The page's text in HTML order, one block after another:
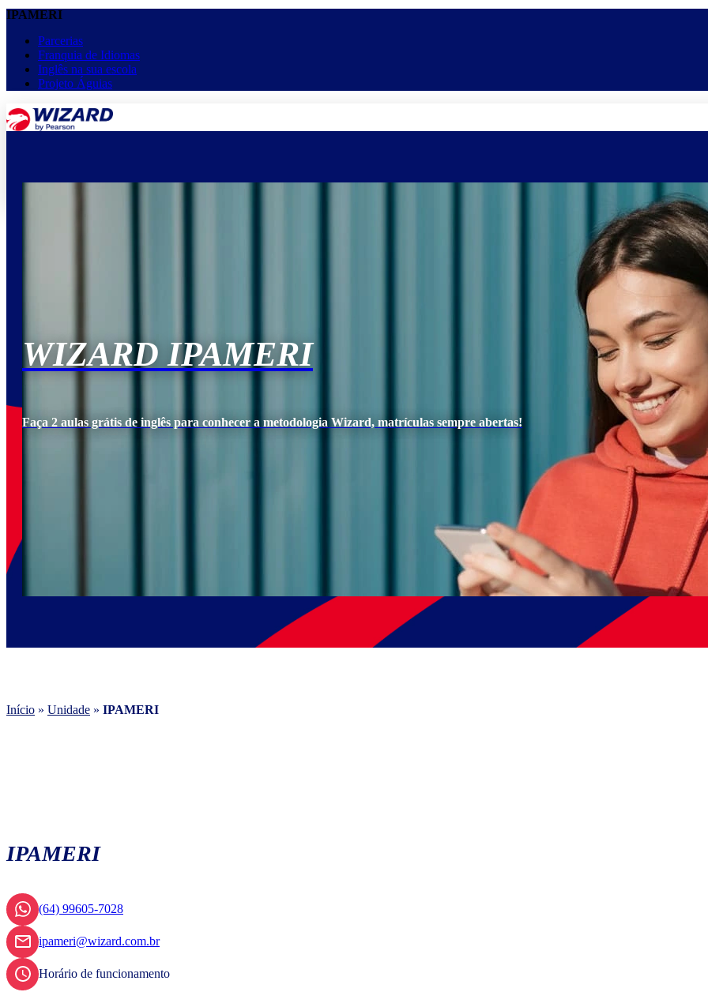
IPAMERI
Parcerias
Franquia de Idiomas
Inglês na sua escola
Projeto Águias
Equipe
WIZARD IPAMERI
Faça 2 aulas grátis de inglês para conhecer a metodologia Wizard, matrículas sempre abertas!
Início » Unidade » IPAMERI
IPAMERI
(64) 99605-7028
ipameri@wizard.com.br
Horário de funcionamento